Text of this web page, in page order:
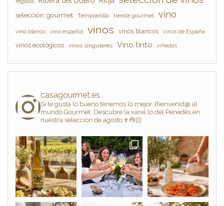
selección gourmet Tempranillo tienda gourmet vino
vino blanco vino español vinos vinos blancos vinos de España
vinos ecológicos vinos singulares Vino tinto viñedos
casagourmet.es
Si te gusta lo bueno tenemos lo mejor. Bienvenid@ al
mundo Gourmet. Descubre la xarel.lo del Penedès en
nuestra selección de agosto🍷👌🏻